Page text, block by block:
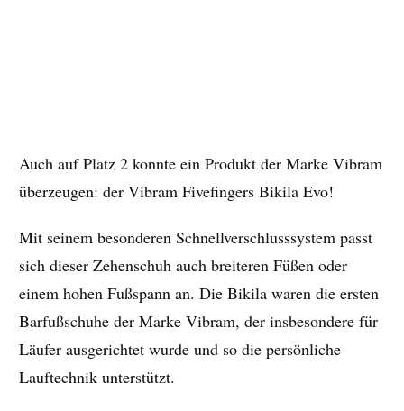
Auch auf Platz 2 konnte ein Produkt der Marke Vibram
überzeugen: der Vibram Fivefingers Bikila Evo!
Mit seinem besonderen Schnellverschlusssystem passt
sich dieser Zehenschuh auch breiteren Füßen oder
einem hohen Fußspann an. Die Bikila waren die ersten
Barfußschuhe der Marke Vibram, der insbesondere für
Läufer ausgerichtet wurde und so die persönliche
Lauftechnik unterstützt.